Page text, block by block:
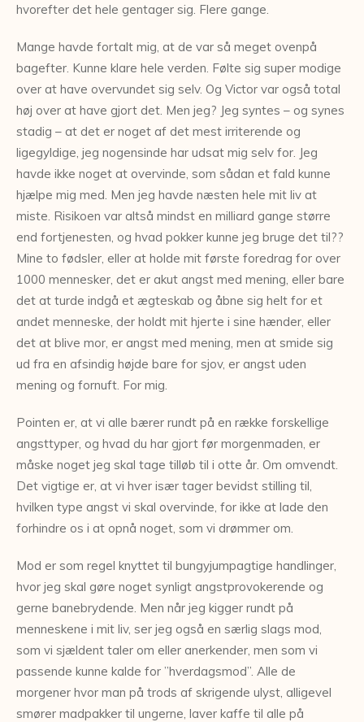
hvorefter det hele gentager sig. Flere gange.
Mange havde fortalt mig, at de var så meget ovenpå
bagefter. Kunne klare hele verden. Følte sig super modige
over at have overvundet sig selv. Og Victor var også total
høj over at have gjort det. Men jeg? Jeg syntes – og synes
stadig – at det er noget af det mest irriterende og
ligegyldige, jeg nogensinde har udsat mig selv for. Jeg
havde ikke noget at overvinde, som sådan et fald kunne
hjælpe mig med. Men jeg havde næsten hele mit liv at
miste. Risikoen var altså mindst en milliard gange større
end fortjenesten, og hvad pokker kunne jeg bruge det til??
Mine to fødsler, eller at holde mit første foredrag for over
1000 mennesker, det er akut angst med mening, eller bare
det at turde indgå et ægteskab og åbne sig helt for et
andet menneske, der holdt mit hjerte i sine hænder, eller
det at blive mor, er angst med mening, men at smide sig
ud fra en afsindig højde bare for sjov, er angst uden
mening og fornuft. For mig.
Pointen er, at vi alle bærer rundt på en række forskellige
angsttyper, og hvad du har gjort før morgenmaden, er
måske noget jeg skal tage tilløb til i otte år. Om omvendt.
Det vigtige er, at vi hver især tager bevidst stilling til,
hvilken type angst vi skal overvinde, for ikke at lade den
forhindre os i at opnå noget, som vi drømmer om.
Mod er som regel knyttet til bungyjumpagtige handlinger,
hvor jeg skal gøre noget synligt angstprovokerende og
gerne banebrydende. Men når jeg kigger rundt på
menneskene i mit liv, ser jeg også en særlig slags mod,
som vi sjældent taler om eller anerkender, men som vi
passende kunne kalde for ”hverdagsmod”. Alle de
morgener hvor man på trods af skrigende ulyst, alligevel
smører madpakker til ungerne, laver kaffe til alle på